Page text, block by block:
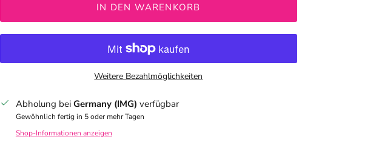
IN DEN WARENKORB
Weitere Bezahlmöglichkeiten
Abholung bei Germany (IMG) verfügbar
Gewöhnlich fertig in 5 oder mehr Tagen
Shop-Informationen anzeigen